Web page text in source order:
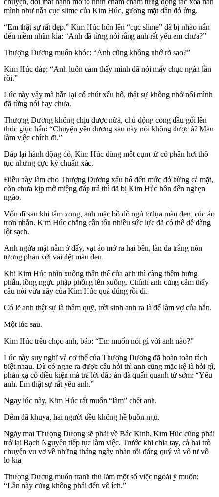
mình như nắn cục slime của Kim Húc, gương mặt dần đỏ ửng.
“Em thật sự rất đẹp.” Kim Húc hôn lên “cục slime” đã bị nhào nắn
đến mềm nhũn kia: “Anh đã từng nói rằng anh rất yêu em chưa?”
Thượng Dương muốn khóc: “Anh cũng không nhớ rõ sao?”
Kim Húc đáp: “Anh luôn cảm thấy mình đã nói mấy chục ngàn lần
rồi.”
Lúc này vậy mà hắn lại có chút xấu hổ, thật sự không nhớ nổi mình
đã từng nói hay chưa.
Thượng Dương không chịu được nữa, chủ động cong đầu gối lên
thúc giục hắn: “Chuyện yêu đương sau này nói không được à? Mau
làm việc chính đi.”
Đáp lại hành động đó, Kim Húc dùng một cụm từ có phần hơi thô
tục nhưng cực kỳ chuẩn xác.
Điều này làm cho Thượng Dương xấu hổ đến mức đỏ bừng cả mặt,
còn chưa kịp mở miệng đáp trả thì đã bị Kim Húc hôn đến nghẹn
ngào.
Vốn dĩ sau khi tắm xong, anh mặc bồ đồ ngủ tơ lụa màu đen, cúc áo
trơn nhẵn. Kim Húc chẳng cần tốn nhiều sức lực đã có thể dễ dàng
lột sạch.
Anh ngửa mặt nằm ở đấy, vạt áo mở ra hai bên, làn da trắng nõn
tương phản với vải dệt màu đen.
Khi Kim Húc nhìn xuống thân thể của anh thì càng thêm hưng
phấn, lồng ngực phập phồng lên xuống. Chính anh cũng cảm thấy
câu nói vừa nãy của Kim Húc quá đúng rồi đi.
Có lẽ anh thật sự là thâm quỹ, trời sinh anh ra là để làm vợ của hắn.
Một lúc sau.
Kim Húc trêu chọc anh, bảo: “Em muốn nói gì với anh nào?”
Lúc này suy nghĩ và cơ thể của Thượng Dương đã hoàn toàn tách
biệt nhau. Dù có nghe ra được câu hỏi thì anh cũng mặc kệ là hỏi gì,
phản xạ có điều kiện mà trả lời đáp án đã quẩn quanh từ sớm: “Yêu
anh. Em thật sự rất yêu anh.”
Ngay lúc này, Kim Húc rất muốn “làm” chết anh.
Đêm đã khuya, hai người đều không hề buồn ngủ.
Ngày mai Thượng Dương sẽ phải về Bắc Kinh, Kim Húc cũng phải
trở lại Bạch Nguyên tiếp tục làm việc. Trước khi chia tay, cả hai trò
chuyện vu vơ về những tháng ngày nhàn rỗi đáng quý và vô tư vô
lo kia.
Thượng Dương muốn tranh thủ làm một số việc ngoài ý muốn:
“Lần này cũng không phải đến vô ích.”